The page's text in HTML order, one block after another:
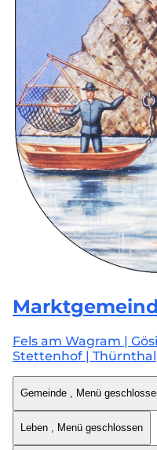
Fels am Wagram |
Stettenhof | Thürnthal
Gemeinde , Menü
Leben , Menü geschlossen